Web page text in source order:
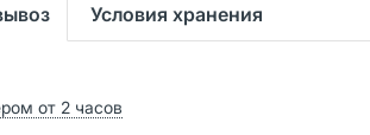
Условия хранения
от 2 часов